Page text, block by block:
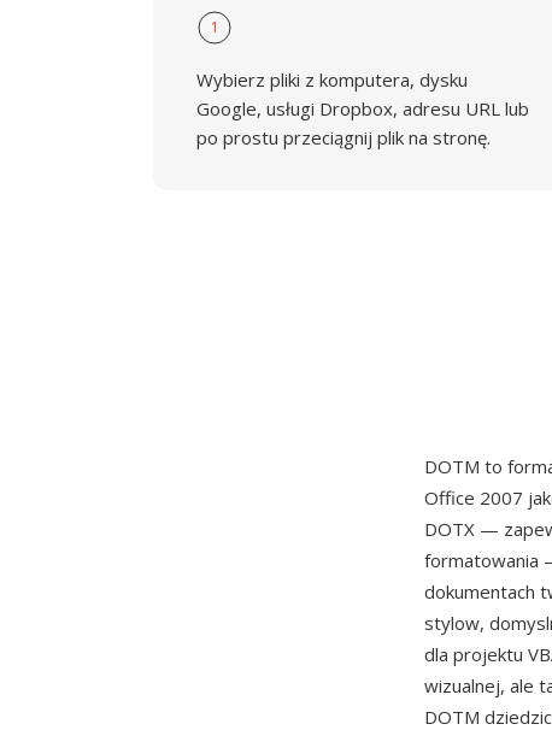
1
Wybierz pliki z komputera, dysku
Google, usługi Dropbox, adresu URL lub
po prostu przeciągnij plik na stronę.
DOTM to
Office 2007
DOTX —
formatowania
dokumentach
stylow,
dla projektu
wizualnej, ale
DOTM